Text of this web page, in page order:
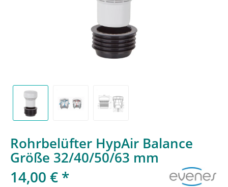
Rohrbelüfter HypAir Balance
Größe 32/40/50/63 mm
14,00 € *